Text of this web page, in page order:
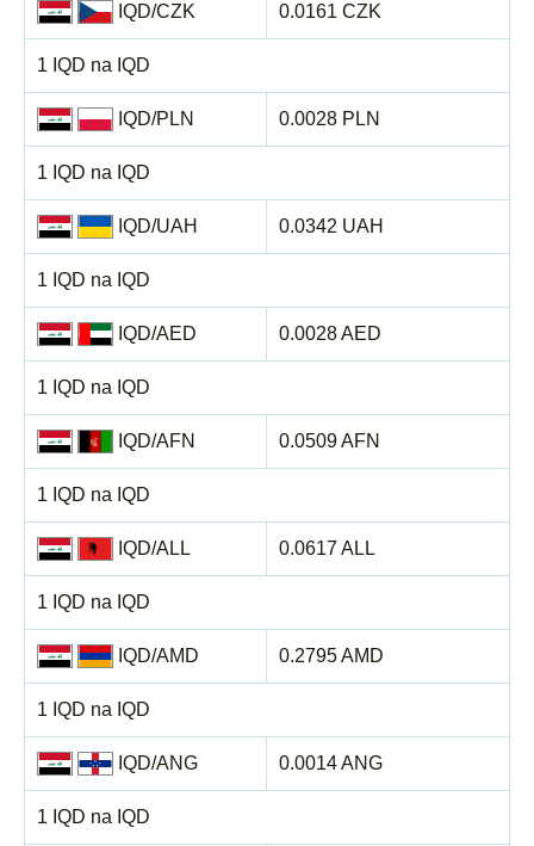
IQD/CZK
1 IQD na IQD
0.0161 CZK
IQD/PLN
1 IQD na IQD
0.0028 PLN
IQD/UAH
1 IQD na IQD
0.0342 UAH
IQD/AED
1 IQD na IQD
0.0028 AED
IQD/AFN
1 IQD na IQD
0.0509 AFN
IQD/ALL
1 IQD na IQD
0.0617 ALL
IQD/AMD
1 IQD na IQD
0.2795 AMD
IQD/ANG
1 IQD na IQD
0.0014 ANG